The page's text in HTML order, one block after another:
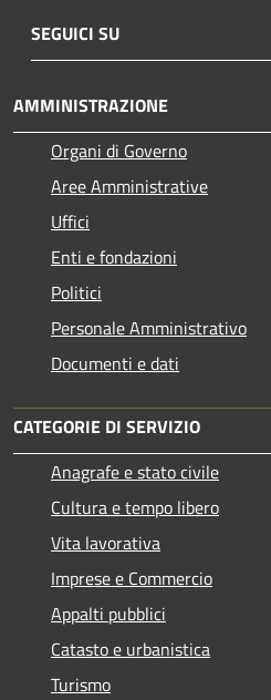
SEGUICI SU
AMMINISTRAZIONE
Organi di Governo
Aree Amministrative
Uffici
Enti e fondazioni
Politici
Personale Amministrativo
Documenti e dati
CATEGORIE DI SERVIZIO
Anagrafe e stato civile
Cultura e tempo libero
Vita lavorativa
Imprese e Commercio
Appalti pubblici
Catasto e urbanistica
Turismo